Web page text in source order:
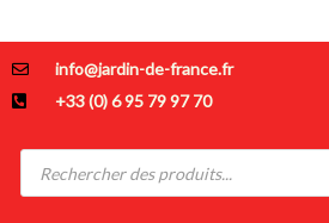
info@jardin-de-france.fr
+33 (0) 6 95 79 97 70
Recherche
produits